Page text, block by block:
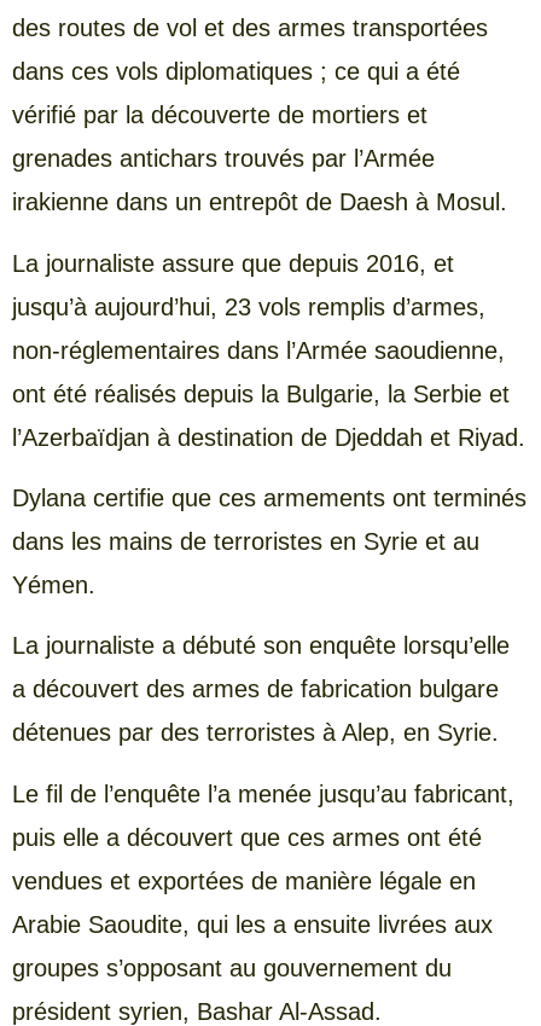
des routes de vol et des armes transportées
dans ces vols diplomatiques ; ce qui a été
vérifié par la découverte de mortiers et
grenades antichars trouvés par l’Armée
irakienne dans un entrepôt de Daesh à Mosul.
La journaliste assure que depuis 2016, et
jusqu’à aujourd’hui, 23 vols remplis d’armes,
non-réglementaires dans l’Armée saoudienne,
ont été réalisés depuis la Bulgarie, la Serbie et
l’Azerbaïdjan à destination de Djeddah et Riyad.
Dylana certifie que ces armements ont terminés
dans les mains de terroristes en Syrie et au
Yémen.
La journaliste a débuté son enquête lorsqu’elle
a découvert des armes de fabrication bulgare
détenues par des terroristes à Alep, en Syrie.
Le fil de l’enquête l’a menée jusqu’au fabricant,
puis elle a découvert que ces armes ont été
vendues et exportées de manière légale en
Arabie Saoudite, qui les a ensuite livrées aux
groupes s’opposant au gouvernement du
président syrien, Bashar Al-Assad.